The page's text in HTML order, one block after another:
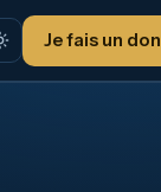
Je fais un don